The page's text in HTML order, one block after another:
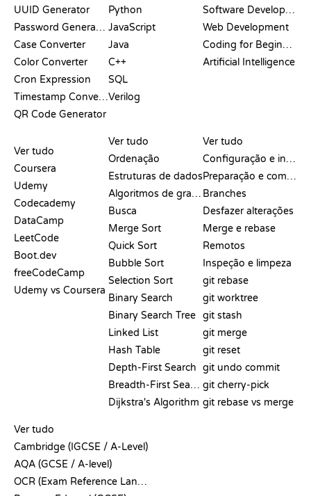
UUID Generator
Password Generator
Case Converter
Color Converter
Cron Expression
Timestamp Converter
QR Code Generator
Python
JavaScript
Java
C++
SQL
Verilog
Software Development
Web Development
Coding for Beginners
Artificial Intelligence
Ver tudo
Coursera
Udemy
Codecademy
DataCamp
LeetCode
Boot.dev
freeCodeCamp
Udemy vs Coursera
Ver tudo
Ordenação
Estruturas de dados
Algoritmos de grafos
Busca
Merge Sort
Quick Sort
Bubble Sort
Selection Sort
Binary Search
Binary Search Tree
Linked List
Hash Table
Depth-First Search
Breadth-First Search
Dijkstra's Algorithm
Ver tudo
Configuração e início
Preparação e commit
Branches
Desfazer alterações
Merge e rebase
Remotos
Inspeção e limpeza
git rebase
git worktree
git stash
git merge
git reset
git undo commit
git cherry-pick
git rebase vs merge
Ver tudo
Cambridge (IGCSE / A-Level)
AQA (GCSE / A-level)
OCR (Exam Reference Language)